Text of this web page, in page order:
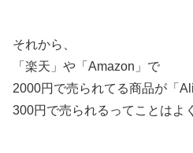
それから、
「楽天」や「Amazon」で
2000円で売られてる商品が「
300円で売られるってことはよ